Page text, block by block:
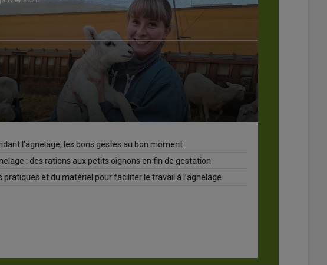
l’agnelage, les bons gestes au bon moment
: des rations aux petits oignons en fin de gestation
et du matériel pour faciliter le travail à l’agnelage